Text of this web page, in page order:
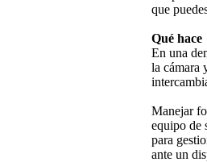
que
Qué hace
En una
la cámara
Manejar
equipo de
para
ante un